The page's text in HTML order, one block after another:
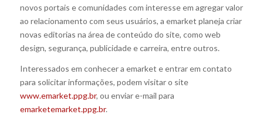
novos portais e comunidades com interesse em agregar valor
ao relacionamento com seus usuários, a emarket planeja criar
novas editorias na área de conteúdo do site, como web
design, segurança, publicidade e carreira, entre outros.
Interessados em conhecer a emarket e entrar em contato
para solicitar informações, podem visitar o site
www.emarket.ppg.br, ou enviar e-mail para
emarketemarket.ppg.br.